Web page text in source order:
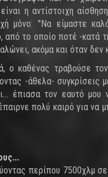
η αντίστοιχη
μόνο: "Να είμαστε
από το οποίο ποτέ -
ακόμα και όταν δεν
ο καθένας τραβούσε
-άθελα- συγκρίσεις
έπιασα τον εαυτό μου
πολύ καιρό για
περίπου 7500χλμ